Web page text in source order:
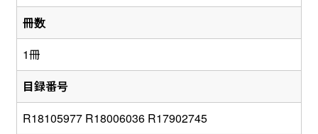
冊数
1冊
目録番号
R18105977 R18006036 R17902745